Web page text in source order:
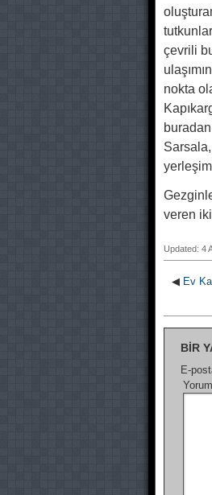
çevrili
nokta
veren
Updated: 4
◀ Ev
BIR
E-
Yorum